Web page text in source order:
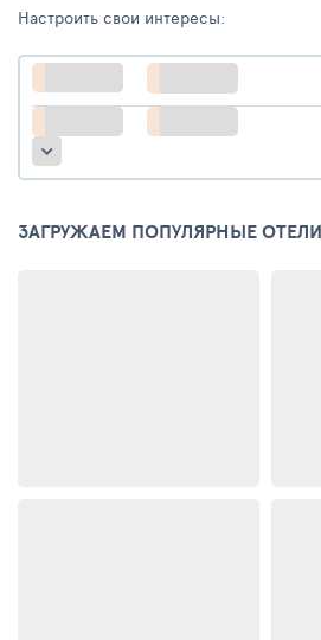
Настроить свои интересы:
ЗАГРУЖАЕМ ПОПУЛЯРНЫЕ